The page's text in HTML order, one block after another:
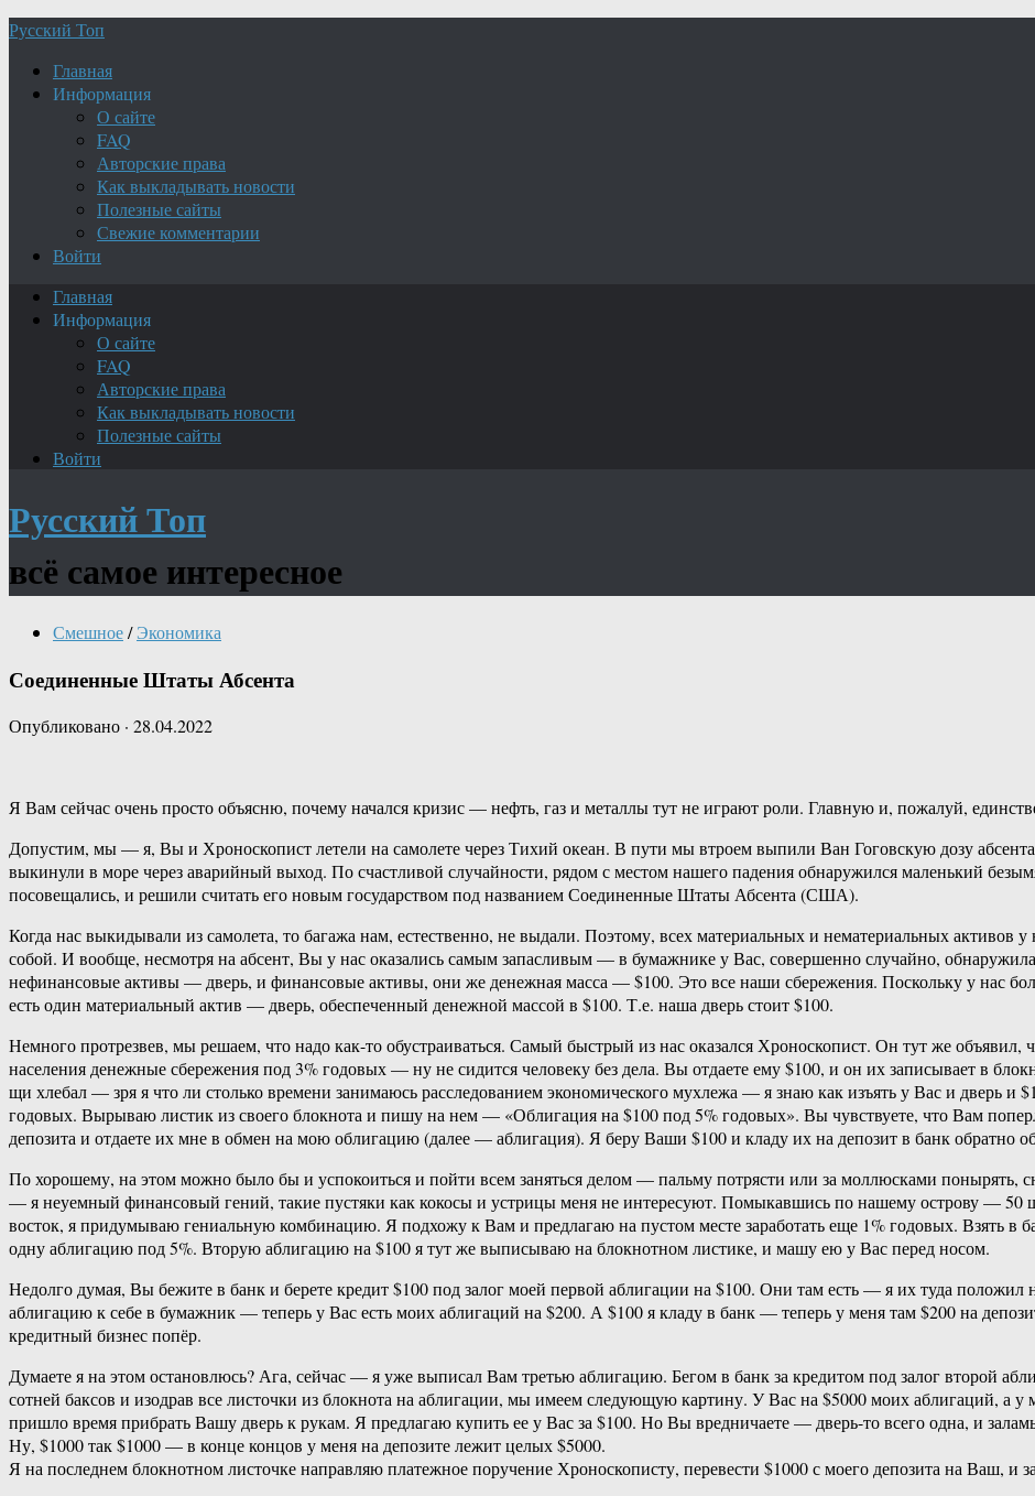
Русский Топ
Главная
Информация
О сайте
FAQ
Авторские права
Как выкладывать новости
Полезные сайты
Свежие комментарии
Войти
Главная
Информация
О сайте
FAQ
Авторские права
Как выкладывать новости
Полезные сайты
Войти
Русский Топ
всё самое интересное
Смешное/ Экономика
Соединенные Штаты Абсента
Опубликовано · 28.04.2022
Я Вам сейчас очень просто объясню, почему начался кризис — нефть, газ и металлы тут не играют роли. Главную и, пожалуй,
Допустим, мы — я, Вы и Хроноскопист летели на самолете через Тихий океан. В пути мы втроем выпили Ван Гоговскую дозу
выкинули в море через аварийный выход. По счастливой случайности, рядом с местом нашего падения обнаружился маленький
посовещались, и решили считать его новым государством под названием Соединенные Штаты Абсента (США).
Когда нас выкидывали из самолета, то багажа нам, естественно, не выдали. Поэтому, всех материальных и нематериальных активов
собой. И вообще, несмотря на абсент, Вы у нас оказались самым запасливым — в бумажнике у Вас, совершенно случайно,
нефинансовые активы — дверь, и финансовые активы, они же денежная масса — $100. Это все наши сбережения. Поскольку у нас
есть один материальный актив — дверь, обеспеченный денежной массой в $100. Т.е. наша дверь стоит $100.
Немного протрезвев, мы решаем, что надо как-то обустраиваться. Самый быстрый из нас оказался Хроноскопист. Он тут же объявил,
населения денежные сбережения под 3% годовых — ну не сидится человеку без дела. Вы отдаете ему $100, и он их записывает в
щи хлебал — зря я что ли столько времени занимаюсь расследованием экономического мухлежа — я знаю как изъять у Вас и дверь и
годовых. Вырываю листик из своего блокнота и пишу на нем — «Облигация на $100 под 5% годовых». Вы чувствуете, что Вам
депозита и отдаете их мне в обмен на мою облигацию (далее — аблигация). Я беру Ваши $100 и кладу их на депозит в банк обратно
По хорошему, на этом можно было бы и успокоиться и пойти всем заняться делом — пальму потрясти или за моллюсками понырять,
— я неуемный финансовый гений, такие пустяки как кокосы и устрицы меня не интересуют. Помыкавшись по нашему острову — 50
восток, я придумываю гениальную комбинацию. Я подхожу к Вам и предлагаю на пустом месте заработать еще 1% годовых. Взять в
одну аблигацию под 5%. Вторую аблигацию на $100 я тут же выписываю на блокнотном листике, и машу ею у Вас перед носом.
Недолго думая, Вы бежите в банк и берете кредит $100 под залог моей первой аблигации на $100. Они там есть — я их туда
аблигацию к себе в бумажник — теперь у Вас есть моих аблигаций на $200. А $100 я кладу в банк — теперь у меня там $200 на
кредитный бизнес попёр.
Думаете я на этом остановлюсь? Ага, сейчас — я уже выписал Вам третью аблигацию. Бегом в банк за кредитом под залог второй
сотней баксов и изодрав все листочки из блокнота на аблигации, мы имеем следующую картину. У Вас на $5000 моих аблигаций, а у
пришло время прибрать Вашу дверь к рукам. Я предлагаю купить ее у Вас за $100. Но Вы вредничаете — дверь-то всего одна, и
Ну, $1000 так $1000 — в конце концов у меня на депозите лежит целых $5000.
Я на последнем блокнотном листочке направляю платежное поручение Хроноскописту, перевести $1000 с моего депозита на Ваш, и